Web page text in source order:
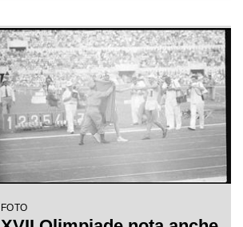
FOTO